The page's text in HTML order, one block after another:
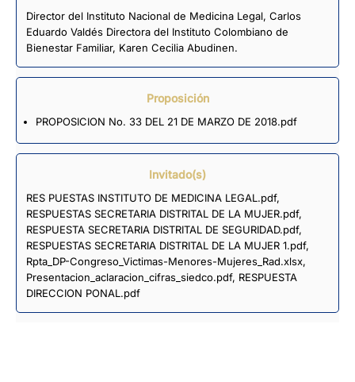
Director del Instituto Nacional de Medicina Legal, Carlos
Eduardo Valdés Directora del Instituto Colombiano de
Bienestar Familiar, Karen Cecilia Abudinen.
Proposición
PROPOSICION No. 33 DEL 21 DE MARZO DE 2018.pdf
Invitado(s)
RES PUESTAS INSTITUTO DE MEDICINA LEGAL.pdf,
RESPUESTAS SECRETARIA DISTRITAL DE LA MUJER.pdf,
RESPUESTA SECRETARIA DISTRITAL DE SEGURIDAD.pdf,
RESPUESTAS SECRETARIA DISTRITAL DE LA MUJER 1.pdf,
Rpta_DP-Congreso_Victimas-Menores-Mujeres_Rad.xlsx,
Presentacion_aclaracion_cifras_siedco.pdf, RESPUESTA
DIRECCION PONAL.pdf